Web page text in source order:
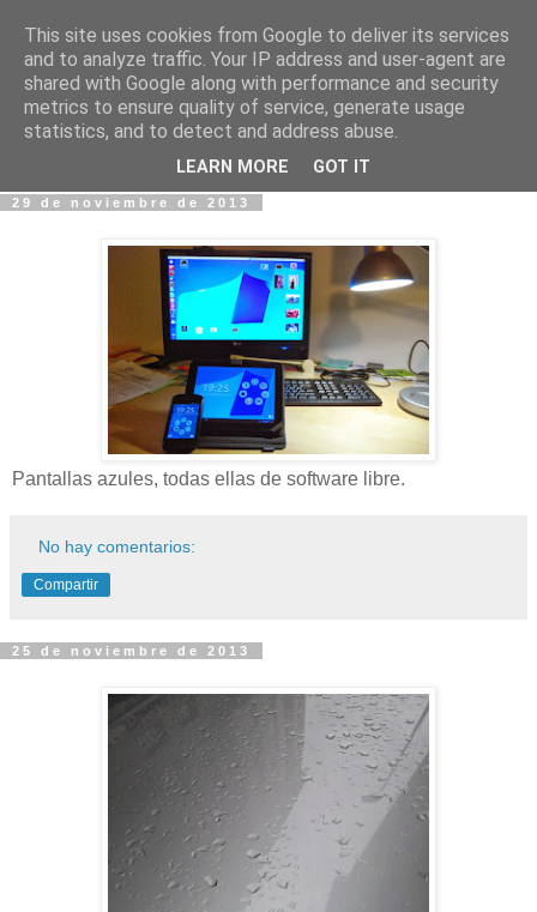
Fotos y Cosas
Miguel Sáenz de Santa María Elizalde
"Un blog es como un diario, pero sin candado".
29 de noviembre de 2013
Pantallas azules, todas ellas de software libre.
No hay comentarios:
Compartir
25 de noviembre de 2013
This site uses cookies from Google to deliver its services
and to analyze traffic. Your IP address and user-agent are
shared with Google along with performance and security
metrics to ensure quality of service, generate usage
statistics, and to detect and address abuse.
LEARN MORE GOT IT